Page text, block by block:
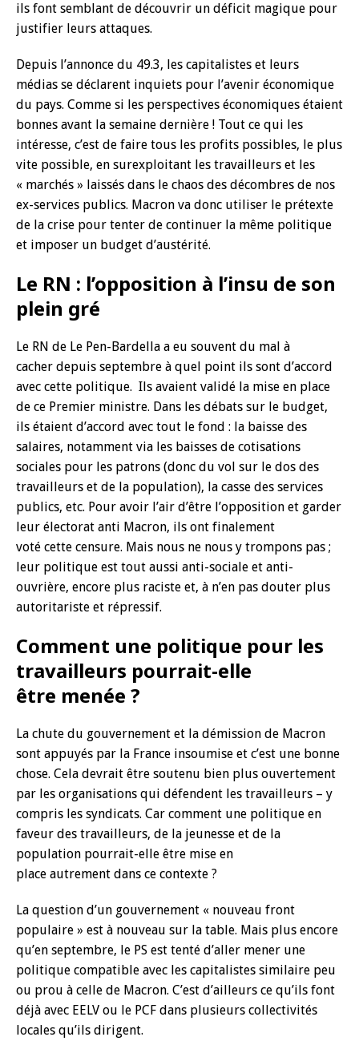
ils font semblant de découvrir un déficit magique pour
justifier leurs attaques.
Depuis l’annonce du 49.3, les capitalistes et leurs
médias se déclarent inquiets pour l’avenir économique
du pays. Comme si les perspectives économiques étaient
bonnes avant la semaine dernière ! Tout ce qui les
intéresse, c’est de faire tous les profits possibles, le plus
vite possible, en surexploitant les travailleurs et les
« marchés » laissés dans le chaos des décombres de nos
ex-services publics. Macron va donc utiliser le prétexte
de la crise pour tenter de continuer la même politique
et imposer un budget d’austérité.
Le RN : l’opposition à l’insu de son
plein gré
Le RN de Le Pen-Bardella a eu souvent du mal à
cacher depuis septembre à quel point ils sont d’accord
avec cette politique. Ils avaient validé la mise en place
de ce Premier ministre. Dans les débats sur le budget,
ils étaient d’accord avec tout le fond : la baisse des
salaires, notamment via les baisses de cotisations
sociales pour les patrons (donc du vol sur le dos des
travailleurs et de la population), la casse des services
publics, etc. Pour avoir l’air d’être l’opposition et garder
leur électorat anti Macron, ils ont finalement
voté cette censure. Mais nous ne nous y trompons pas ;
leur politique est tout aussi anti-sociale et anti-
ouvrière, encore plus raciste et, à n’en pas douter plus
autoritariste et répressif.
Comment une politique pour les
travailleurs pourrait-elle
être menée ?
La chute du gouvernement et la démission de Macron
sont appuyés par la France insoumise et c’est une bonne
chose. Cela devrait être soutenu bien plus ouvertement
par les organisations qui défendent les travailleurs – y
compris les syndicats. Car comment une politique en
faveur des travailleurs, de la jeunesse et de la
population pourrait-elle être mise en
place autrement dans ce contexte ?
La question d’un gouvernement « nouveau front
populaire » est à nouveau sur la table. Mais plus encore
qu’en septembre, le PS est tenté d’aller mener une
politique compatible avec les capitalistes similaire peu
ou prou à celle de Macron. C’est d’ailleurs ce qu’ils font
déjà avec EELV ou le PCF dans plusieurs collectivités
locales qu’ils dirigent.